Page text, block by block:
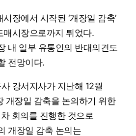
장에서 시작된 ‘개장일 감축’
매시장으로까지 튀었다.
내 일부 유통인의 반대의견도
전망이다.
강서지사가 지난해 12월
개장일 감축을 논의하기 위한
회의를 진행한 것으로
개장일 감축 논의는